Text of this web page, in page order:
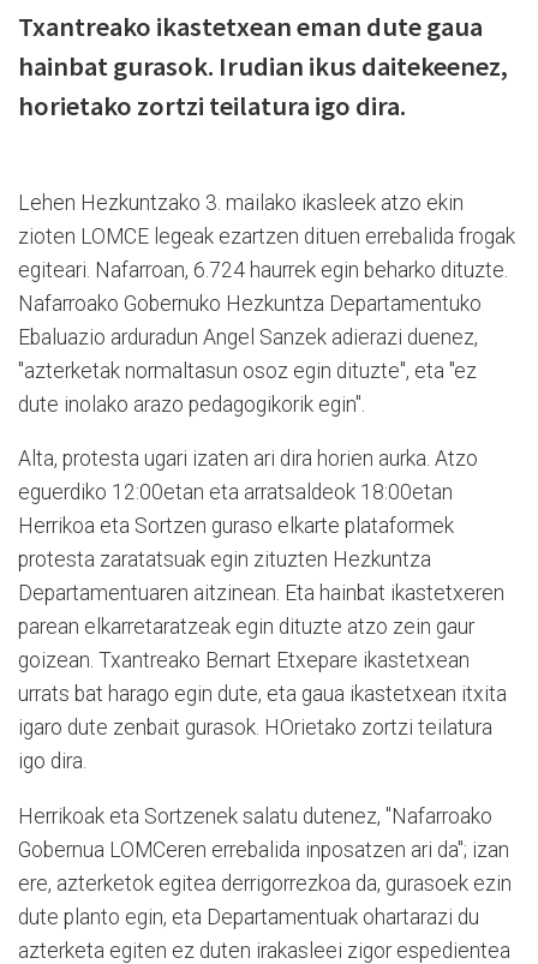
Txantreako ikastetxean eman dute gaua
hainbat gurasok. Irudian ikus daitekeenez,
horietako zortzi teilatura igo dira.
Lehen Hezkuntzako 3. mailako ikasleek atzo ekin
zioten LOMCE legeak ezartzen dituen errebalida frogak
egiteari. Nafarroan, 6.724 haurrek egin beharko dituzte.
Nafarroako Gobernuko Hezkuntza Departamentuko
Ebaluazio arduradun Angel Sanzek adierazi duenez,
"azterketak normaltasun osoz egin dituzte", eta "ez
dute inolako arazo pedagogikorik egin".
Alta, protesta ugari izaten ari dira horien aurka. Atzo
eguerdiko 12:00etan eta arratsaldeok 18:00etan
Herrikoa eta Sortzen guraso elkarte plataformek
protesta zaratatsuak egin zituzten Hezkuntza
Departamentuaren aitzinean. Eta hainbat ikastetxeren
parean elkarretaratzeak egin dituzte atzo zein gaur
goizean. Txantreako Bernart Etxepare ikastetxean
urrats bat harago egin dute, eta gaua ikastetxean itxita
igaro dute zenbait gurasok. HOrietako zortzi teilatura
igo dira.
Herrikoak eta Sortzenek salatu dutenez, "Nafarroako
Gobernua LOMCeren errebalida inposatzen ari da"; izan
ere, azterketok egitea derrigorrezkoa da, gurasoek ezin
dute planto egin, eta Departamentuak ohartarazi du
azterketa egiten ez duten irakasleei zigor espedientea